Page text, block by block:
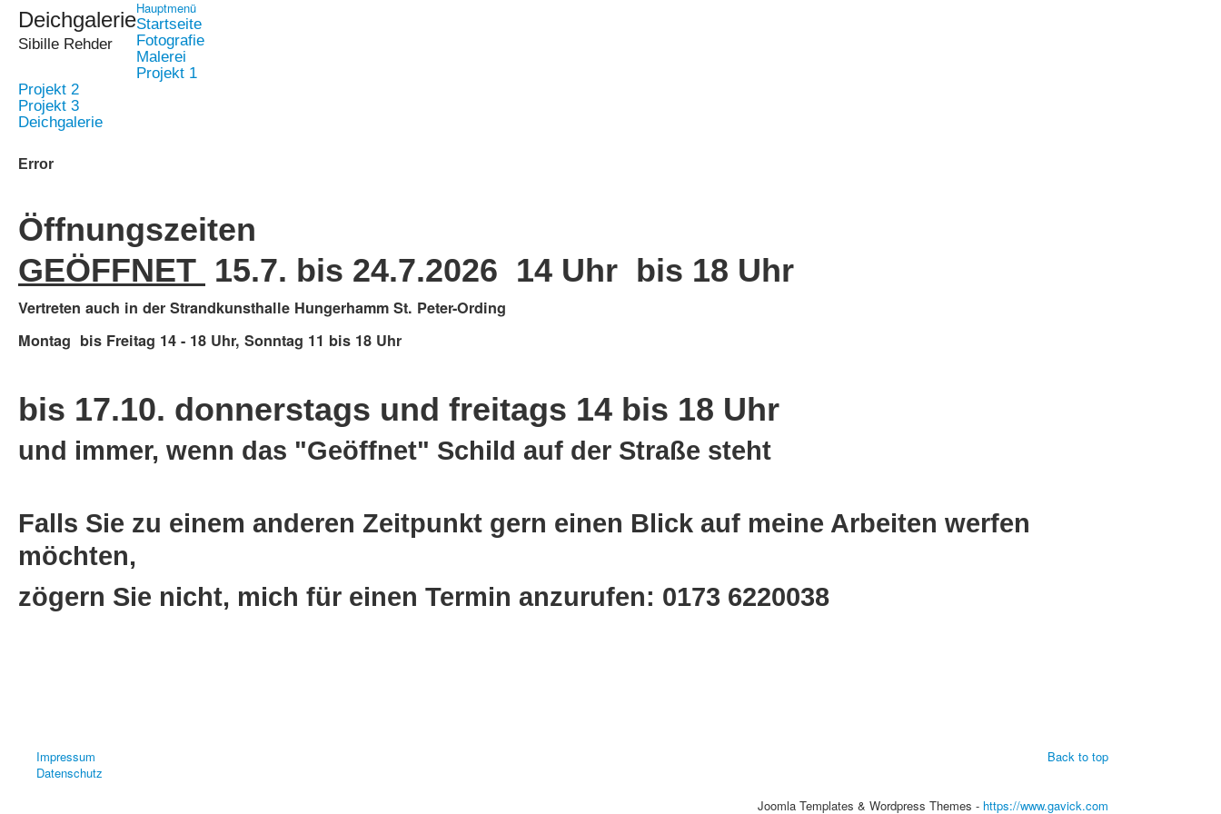
Deichgalerie
Sibille Rehder
Hauptmenü
Startseite
Fotografie
Malerei
Projekt 1
Projekt 2
Projekt 3
Deichgalerie
Error
Öffnungszeiten
GEÖFFNET 15.7. bis 24.7.2026 14 Uhr bis 18 Uhr
Vertreten auch in der Strandkunsthalle Hungerhamm St. Peter-Ording
Montag bis Freitag 14 - 18 Uhr, Sonntag 11 bis 18 Uhr
bis 17.10. donnerstags und freitags 14 bis 18 Uhr
und immer, wenn das "Geöffnet" Schild auf der Straße steht
Falls Sie zu einem anderen Zeitpunkt gern einen Blick auf meine Arbeiten werfen
möchten,
zögern Sie nicht, mich für einen Termin anzurufen: 0173 6220038
Impressum
Datenschutz
Back to top
Joomla Templates & Wordpress Themes - https://www.gavick.com